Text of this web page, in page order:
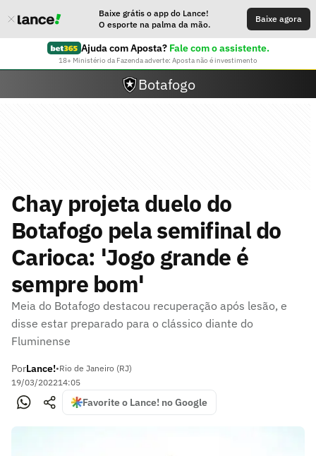
Baixe grátis o app do Lance!
O esporte na palma da mão.
Baixe agora
Ajuda com Aposta? Fale com o assistente.
18+ Ministério da Fazenda adverte: Aposta não é investimento
Botafogo
Chay projeta duelo do
Botafogo pela semifinal do
Carioca: 'Jogo grande é
sempre bom'
Meia do Botafogo destacou recuperação após lesão, e
disse estar preparado para o clássico diante do
Fluminense
PorLance!•Rio de Janeiro (RJ)
19/03/202214:05
Favorite o Lance! no Google